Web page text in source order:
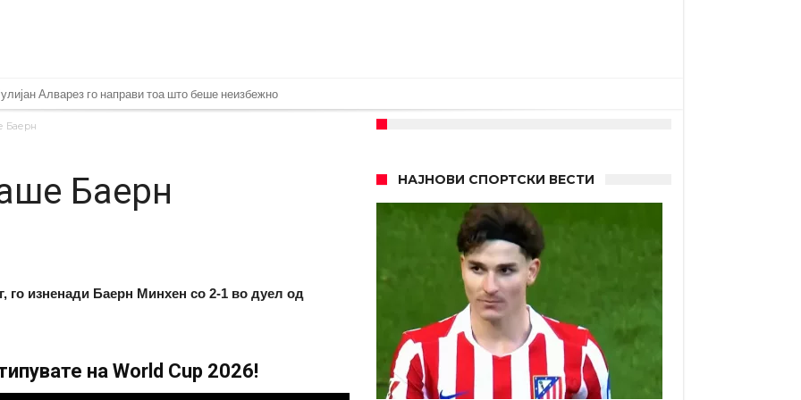
Алварез го направи тоа што беше неизбежно
прегледи во Арсенал
во тимот на Интер Мајами
Торес
на Инстаграм откако Реал му понуди нов договор
во Истанбул
Баерн
Баерн
го изненади Баерн Минхен со 2-1 во дуел од
на World Cup 2026!
НАЈНОВИ СПОРТСКИ ВЕСТИ